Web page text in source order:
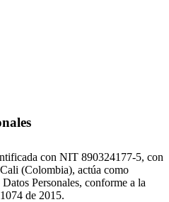
con NIT 890324177-5, con
(Colombia), actúa como
Personales, conforme a la
de 2015.